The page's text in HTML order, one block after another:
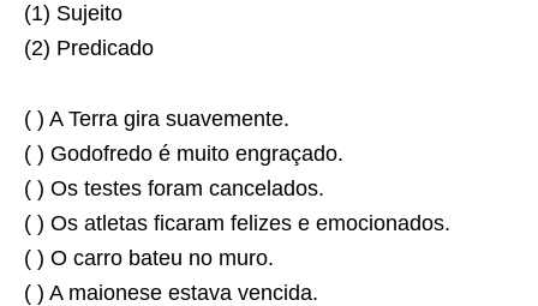
(1) Sujeito
(2) Predicado
( ) A Terra gira suavemente.
( ) Godofredo é muito engraçado.
( ) Os testes foram cancelados.
( ) Os atletas ficaram felizes e emocionados.
( ) O carro bateu no muro.
( ) A maionese estava vencida.